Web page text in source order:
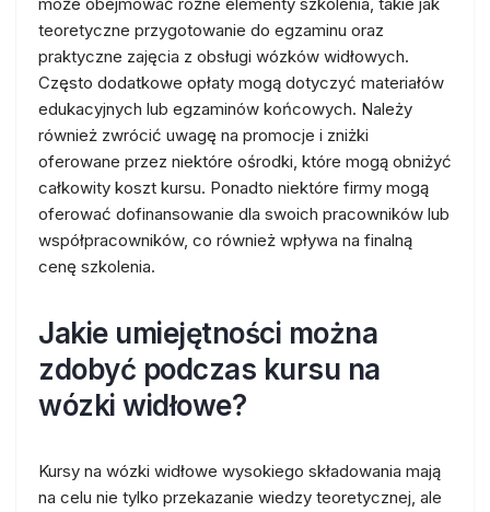
teoretyczne przygotowanie do egzaminu oraz
praktyczne zajęcia z obsługi wózków widłowych.
Często dodatkowe opłaty mogą dotyczyć materiałów
edukacyjnych lub egzaminów końcowych. Należy
również zwrócić uwagę na promocje i zniżki
oferowane przez niektóre ośrodki, które mogą obniżyć
całkowity koszt kursu. Ponadto niektóre firmy mogą
oferować dofinansowanie dla swoich pracowników lub
współpracowników, co również wpływa na finalną
cenę szkolenia.
Jakie umiejętności można
zdobyć podczas kursu na
wózki widłowe?
Kursy na wózki widłowe wysokiego składowania mają
na celu nie tylko przekazanie wiedzy teoretycznej, ale